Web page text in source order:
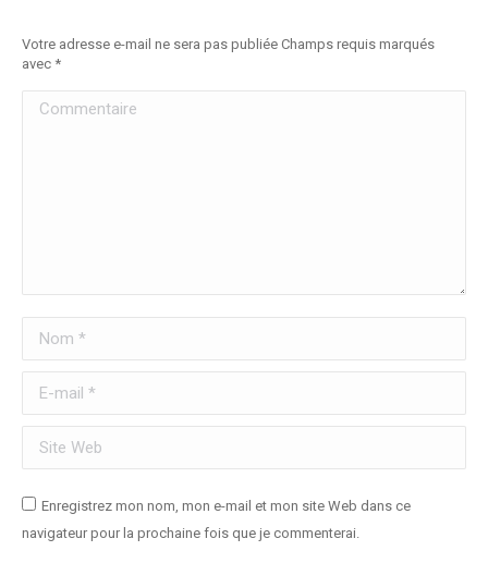
Votre adresse e-mail ne sera pas publiée Champs requis marqués
avec *
Commentaire
Nom *
E-mail *
Site Web
Enregistrez mon nom, mon e-mail et mon site Web dans ce
navigateur pour la prochaine fois que je commenterai.